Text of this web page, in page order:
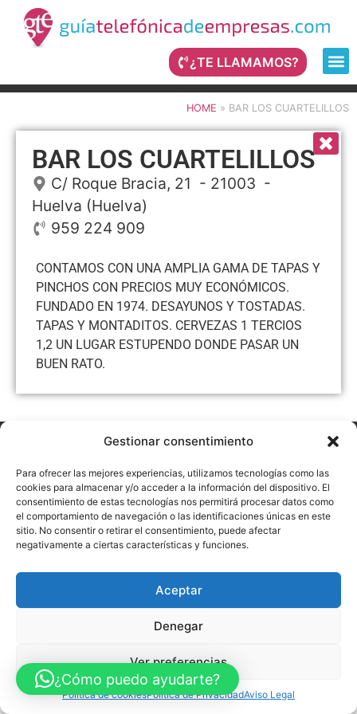
Gestionar consentimiento
Para ofrecer las mejores experiencias, utilizamos tecnologías como las
cookies para almacenar y/o acceder a la información del dispositivo. El
consentimiento de estas tecnologías nos permitirá procesar datos como
el comportamiento de navegación o las identificaciones únicas en este
sitio. No consentir o retirar el consentimiento, puede afectar
negativamente a ciertas características y funciones.
Aceptar
Denegar
Ver preferencias
Política de cookiesPolítica de PrivacidadAviso Legal
¿TE LLAMAMOS?
HOME » BAR LOS CUARTELILLOS
BAR LOS CUARTELILLOS
C/ Roque Bracia, 21 - 21003 -
Huelva (Huelva)
959 224 909
CONTAMOS CON UNA AMPLIA GAMA DE TAPAS Y
PINCHOS CON PRECIOS MUY ECONÓMICOS.
FUNDADO EN 1974. DESAYUNOS Y TOSTADAS.
TAPAS Y MONTADITOS. CERVEZAS 1 TERCIOS
1,2 UN LUGAR ESTUPENDO DONDE PASAR UN
BUEN RATO.
Política de Privacidad
Política de Cookies
Accesibilidad
Mapa web
FINANCIADO POR LA UNIÓN EUROPEA CON EL PROGRAMA KIT
DIGITAL POR LOS FONDOS NEXT GENERATION (EU) DEL
MECANISMO DE RECUPERACIÓN Y RESILENCIA
© Guia Telefónica de Empresas – Todos los derechos reservados.
¿Cómo puedo ayudarte?